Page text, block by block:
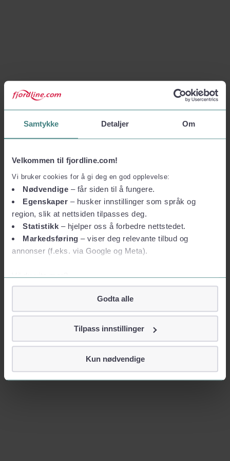
Samtykke Detaljer Om
Velkommen til fjordline.com!
Vi bruker cookies for å gi deg en god opplevelse:
Nødvendige – får siden til å fungere.
Egenskaper – husker innstillinger som språk og
region, slik at nettsiden tilpasses deg.
Statistikk – hjelper oss å forbedre nettstedet.
Markedsføring – viser deg relevante tilbud og
annonser (f.eks. via Google og Meta).
Vil du vite mer?
Om informasjonskapsler
Googles retningslinjer for personvern
Vi tar ditt personvern på alvor
identifiserer deg, som navn eller telefonnummer.
Godta alle
Tilpass innstillinger
Kun nødvendige